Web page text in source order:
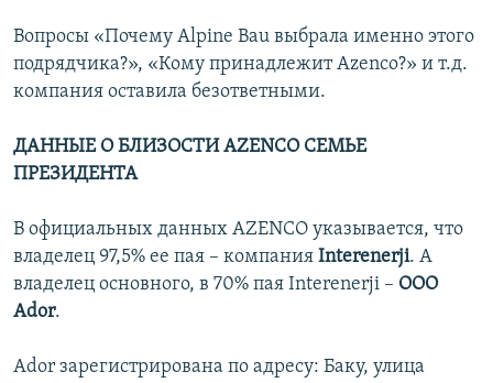
Вопросы «Почему Alpine Bau выбрала именно этого
подрядчика?», «Кому принадлежит Azenco?» и т.д.
компания оставила безответными.
ДАННЫЕ О БЛИЗОСТИ AZENCO СЕМЬЕ
ПРЕЗИДЕНТА
В официальных данных AZENCO указывается, что
владелец 97,5% ее пая – компания Interenerji. А
владелец основного, в 70% пая Interenerji – OOO
Ador.
Ador зарегистрирована по адресу: Баку, улица